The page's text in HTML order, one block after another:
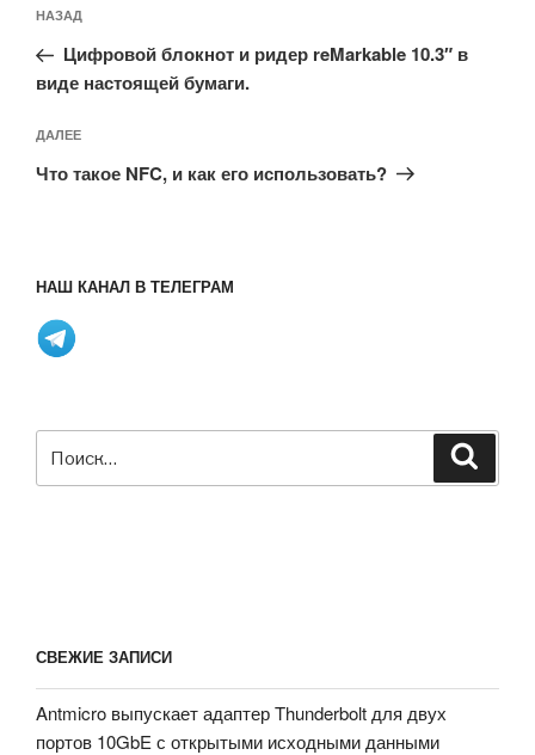
по
записям
Предыдущая
запись:
НАЗАД
Цифровой блокнот и ридер reMarkable 10.3″ в
виде настоящей бумаги.
Следующая
запись
ДАЛЕЕ
Что такое NFC, и как его использовать?
НАШ КАНАЛ В ТЕЛЕГРАМ
СВЕЖИЕ ЗАПИСИ
Antmicro выпускает адаптер Thunderbolt для двух
портов 10GbE с открытыми исходными данными